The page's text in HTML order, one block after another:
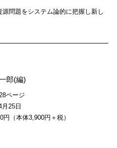
問題をシステム論的に把握し新し
郎(編)
ページ
月25日
円（本体3,900円＋税）